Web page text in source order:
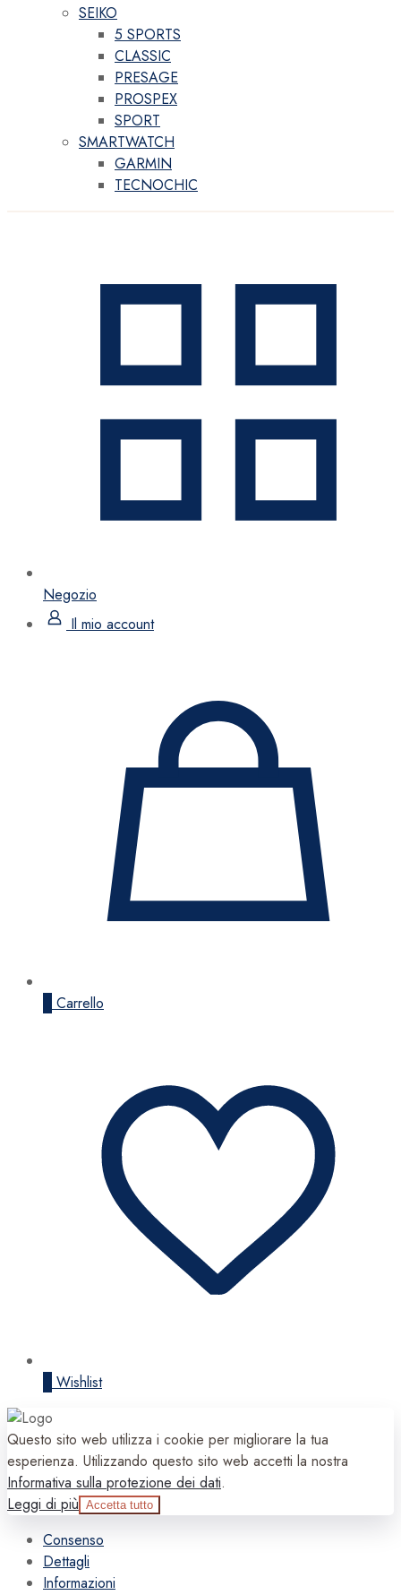
SEIKO
5 SPORTS
CLASSIC
PRESAGE
PROSPEX
SPORT
SMARTWATCH
GARMIN
TECNOCHIC
Negozio
Il mio account
Carrello
Wishlist
Questo sito web utilizza i cookie per migliorare la tua
esperienza. Utilizzando questo sito web accetti la nostra
Informativa sulla protezione dei dati.
Leggi di più Accetta tutto
Consenso
Dettagli
Informazioni